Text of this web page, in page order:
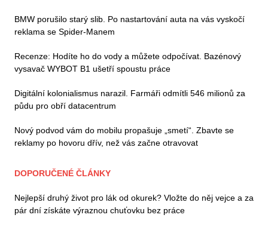
BMW porušilo starý slib. Po nastartování auta na vás vyskočí
reklama se Spider-Manem
Recenze: Hodíte ho do vody a můžete odpočívat. Bazénový
vysavač WYBOT B1 ušetří spoustu práce
Digitální kolonialismus narazil. Farmáři odmítli 546 milionů za
půdu pro obří datacentrum
Nový podvod vám do mobilu propašuje „smetí“. Zbavte se
reklamy po hovoru dřív, než vás začne otravovat
DOPORUČENÉ ČLÁNKY
Nejlepší druhý život pro lák od okurek? Vložte do něj vejce a za
pár dní získáte výraznou chuťovku bez práce